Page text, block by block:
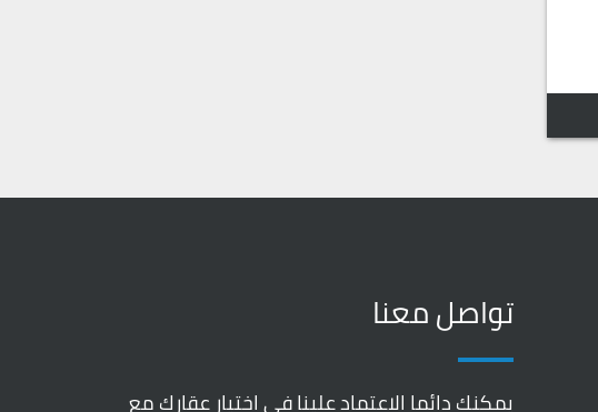
تواصل معنا
يمكنك دائما الاعتماد علينا في اختيار عقارك مع